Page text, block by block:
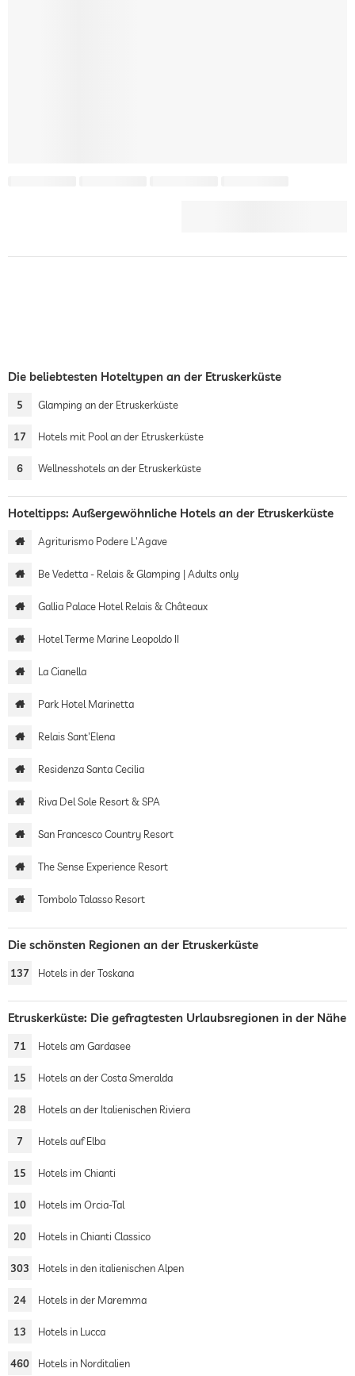
Die beliebtesten Hoteltypen an der Etruskerküste
5 Glamping an der Etruskerküste
17 Hotels mit Pool an der Etruskerküste
6 Wellnesshotels an der Etruskerküste
Hoteltipps: Außergewöhnliche Hotels an der Etruskerküste
Agriturismo Podere L'Agave
Be Vedetta - Relais & Glamping | Adults only
Gallia Palace Hotel Relais & Châteaux
Hotel Terme Marine Leopoldo II
La Cianella
Park Hotel Marinetta
Relais Sant'Elena
Residenza Santa Cecilia
Riva Del Sole Resort & SPA
San Francesco Country Resort
The Sense Experience Resort
Tombolo Talasso Resort
Die schönsten Regionen an der Etruskerküste
137 Hotels in der Toskana
Etruskerküste: Die gefragtesten Urlaubsregionen in der Nähe
71 Hotels am Gardasee
15 Hotels an der Costa Smeralda
28 Hotels an der Italienischen Riviera
7 Hotels auf Elba
15 Hotels im Chianti
10 Hotels im Orcia-Tal
20 Hotels in Chianti Classico
303 Hotels in den italienischen Alpen
24 Hotels in der Maremma
13 Hotels in Lucca
460 Hotels in Norditalien